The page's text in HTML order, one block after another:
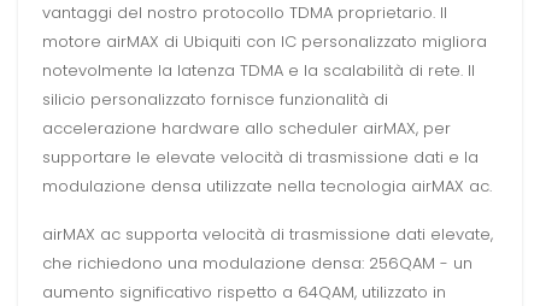
vantaggi del nostro protocollo TDMA proprietario. Il
motore airMAX di Ubiquiti con IC personalizzato migliora
notevolmente la latenza TDMA e la scalabilità di rete. Il
silicio personalizzato fornisce funzionalità di
accelerazione hardware allo scheduler airMAX, per
supportare le elevate velocità di trasmissione dati e la
modulazione densa utilizzate nella tecnologia airMAX ac.
airMAX ac supporta velocità di trasmissione dati elevate,
che richiedono una modulazione densa: 256QAM - un
aumento significativo rispetto a 64QAM, utilizzato in